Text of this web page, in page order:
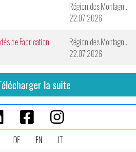
Région des Montagnes Neuchâteloises
22.07.2026
de Fabrication
Région des Montagnes Neuchâteloises
22.07.2026
la suite
DE EN IT